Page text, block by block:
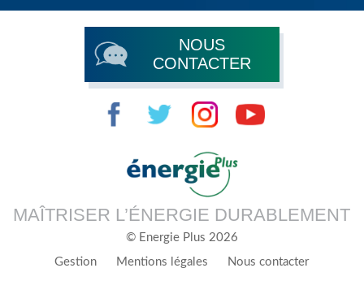
NOUS
CONTACTER
MAÎTRISER L’ÉNERGIE DURABLEMENT
© Energie Plus 2026
Gestion Mentions légales Nous contacter